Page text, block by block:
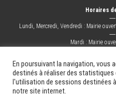
Horaires
―
Lundi, Mercredi, Vendredi : Mairie
―
Mardi : Mairie
La Ville Mes démarches Grandir !
Mentions légales
En poursuivant la navigation, vous
destinés à réaliser des
l'utilisation de sessions destinées
notre site internet.